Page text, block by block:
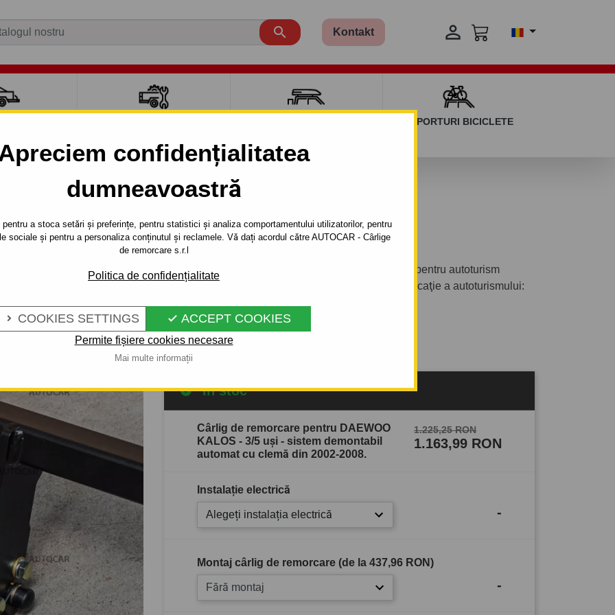
confidențialitatea
dumneavoastră
a stoca setări și preferințe, pentru statistici și analiza comportamentului utilizatorilor, pentru
sociale și pentru a personaliza conținutul și reclamele. Vă dați acordul către AUTOCAR - Cârlige
de remorcare s.r.l
Politica de confidențialitate
 COOKIES SETTINGS  ACCEPT COOKIES
Permite fișiere cookies necesare
Mai multe informații
 Kontakt 
SUPORTURI BICICLETE
- 3/5 uşi - sistem demontabil automat cu clemă din 2002-2008.
- SISTEM
Referinta:
Cârlig de remorcare - demontabil automat cu clemă pentru autoturism
DAEWOO - typ: KALOS, seria : 3/5 uşi .Anul de fabricaţie a autoturismului:
Descrierea completă a produsului
În stoc
Cârlig de remorcare pentru DAEWOO
KALOS - 3/5 uşi - sistem demontabil
automat cu clemă din 2002-2008.
1.225,25 RON
1.163,99 RON
Instalație electrică
Alegeți instalația electrică -
Montaj cârlig de remorcare (de la 437,96 RON)
Fără montaj -